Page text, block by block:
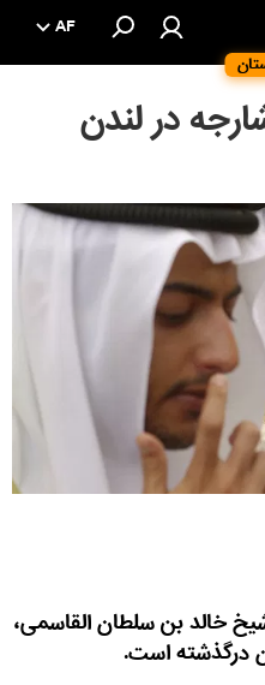
AF
در لندن
خالد بن سلطان القاسمی،